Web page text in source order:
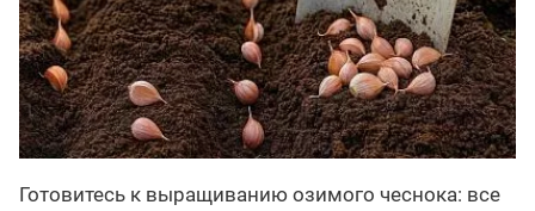
Готовитесь к выращиванию озимого чеснока: все